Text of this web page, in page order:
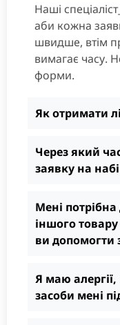
Наші
аби кожна
швидше, втім
вимагає часу.
форми.
Як отримати
Через який
заявку на
Мені
іншого
ви допомогти
Я маю алергії,
засоби мені